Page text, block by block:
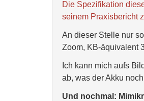
Die Spezifikation
seinem Praxisbericht
An dieser Stelle nur
Zoom, KB-äquivalent
Ich kann mich aufs
ab, was der Akku
Und nochmal: